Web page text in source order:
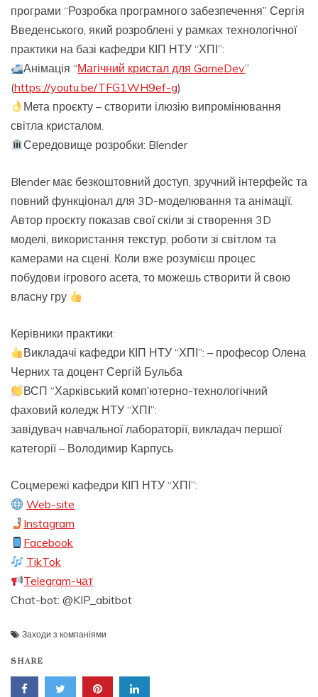
програми “Розробка програмного забезпечення” Сергія
Введенського, який розроблені у рамках технологічної
практики на базі кафедри КІП НТУ “ХПІ”:
Анімація “Магічний кристал для GameDev”
(https://youtu.be/TFG1WH9ef-g)
Мета проєкту – створити ілюзію випромінювання
світла кристалом.
Середовище розробки: Blender
Blender має безкоштовний доступ, зручний інтерфейс та
повний функціонал для 3D-моделювання та анімації.
Автор проєкту показав свої скіли зі створення 3D
моделі, використання текстур, роботи зі світлом та
камерами на сцені. Коли вже розумієш процес
побудови ігрового асета, то можешь створити й свою
власну гру
Керівники практики:
Викладачі кафедри КІП НТУ “ХПІ”: – професор Олена
Черних та доцент Сергій Бульба
ВСП “Харківський комп’ютерно-технологічний
фаховий коледж НТУ “ХПІ”:
завідувач навчальної лабораторії, викладач першої
категорії – Володимир Карпусь
Соцмережі кафедри КІП НТУ “ХПІ”:
Web-site
Instagram
Facebook
TikTok
Telegram-чат
Chat-bot: @KIP_abitbot
Заходи з компаніями
SHARE